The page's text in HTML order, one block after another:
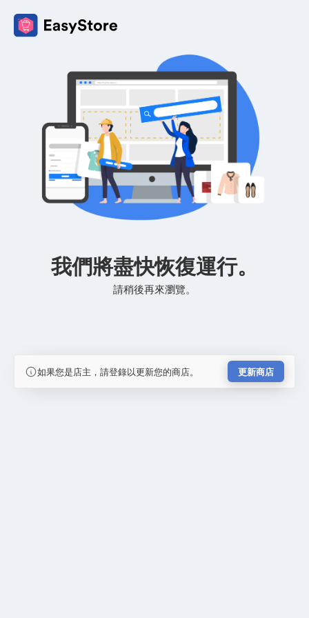
我們將盡快恢復運行。
請稍後再來瀏覽。
如果您是店主，請登錄以更新您的商店。 更新商店